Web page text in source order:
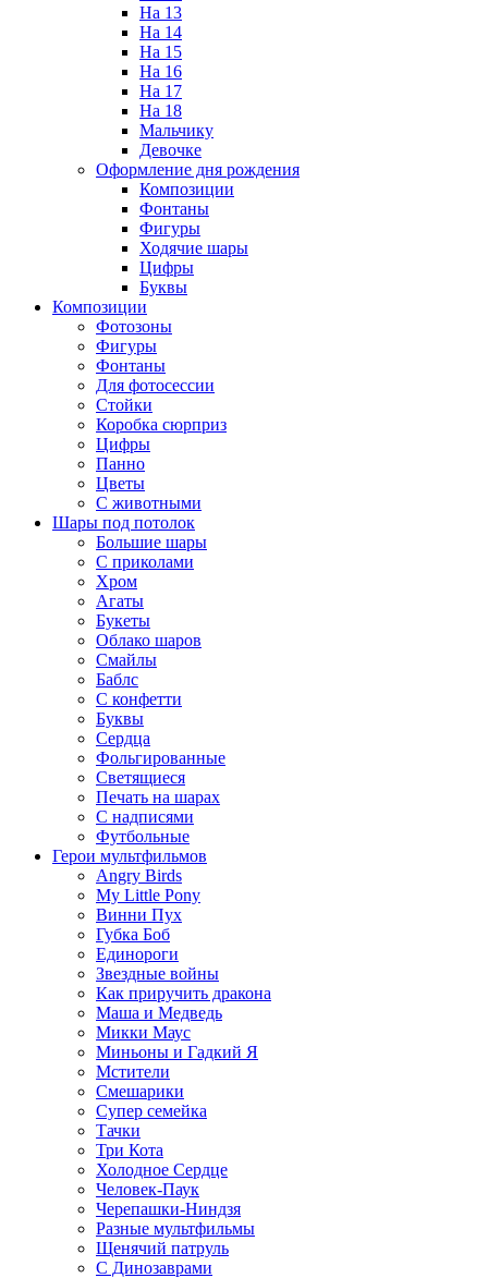
На 13
На 14
На 15
На 16
На 17
На 18
Мальчику
Девочке
Оформление дня рождения
Композиции
Фонтаны
Фигуры
Ходячие шары
Цифры
Буквы
Композиции
Фотозоны
Фигуры
Фонтаны
Для фотосессии
Стойки
Коробка сюрприз
Цифры
Панно
Цветы
С животными
Шары под потолок
Большие шары
С приколами
Хром
Агаты
Букеты
Облако шаров
Смайлы
Баблс
С конфетти
Буквы
Сердца
Фольгированные
Светящиеся
Печать на шарах
С надписями
Футбольные
Герои мультфильмов
Angry Birds
My Little Pony
Винни Пух
Губка Боб
Единороги
Звездные войны
Как приручить дракона
Маша и Медведь
Микки Маус
Миньоны и Гадкий Я
Мстители
Смешарики
Супер семейка
Тачки
Три Кота
Холодное Сердце
Человек-Паук
Черепашки-Ниндзя
Разные мультфильмы
Щенячий патруль
C Динозаврами